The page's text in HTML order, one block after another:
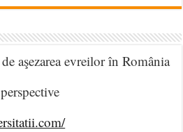
aşezarea evreilor în România